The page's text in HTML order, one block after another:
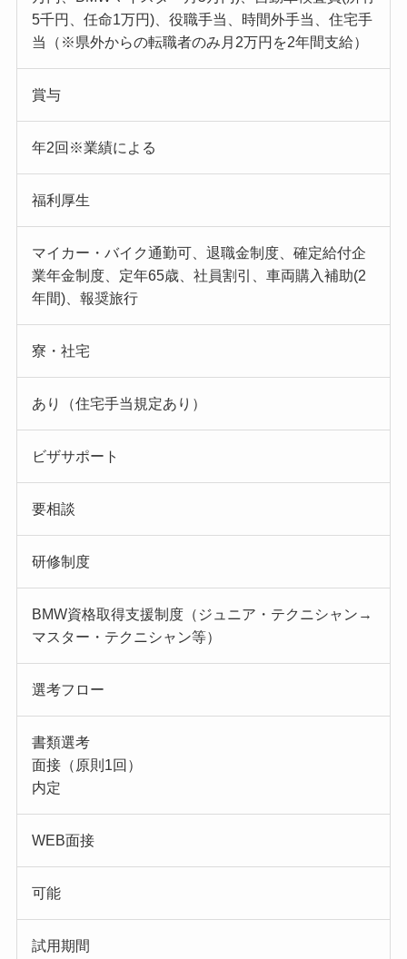
5千円、任命1万円)、役職手当、時間外手当、住宅手
当（※県外からの転職者のみ月2万円を2年間支給）
賞与
年2回※業績による
福利厚生
マイカー・バイク通勤可、退職金制度、確定給付企
業年金制度、定年65歳、社員割引、車両購入補助(2
年間)、報奨旅行
寮・社宅
あり（住宅手当規定あり）
ビザサポート
要相談
研修制度
BMW資格取得支援制度（ジュニア・テクニシャン→
マスター・テクニシャン等）
選考フロー
書類選考
面接（原則1回）
内定
WEB面接
可能
試用期間